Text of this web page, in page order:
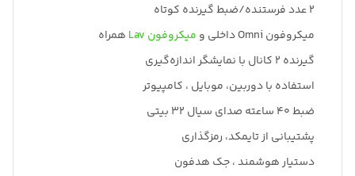
2 عدد فرستنده/ضبط گیرنده کوتاه
میکروفون Omni داخلی و
میکروفون Lav
همراه
گیرنده 2 کانال با نمایشگر اندازه‌گیری
استفاده با دوربین، موبایل ، کامپیوتر
ضبط 40 ساعته صدای سیال 32 بیتی
پشتیبانی از تایمکد، رمزگذاری
دستیار هوشمند ، جک هدفون